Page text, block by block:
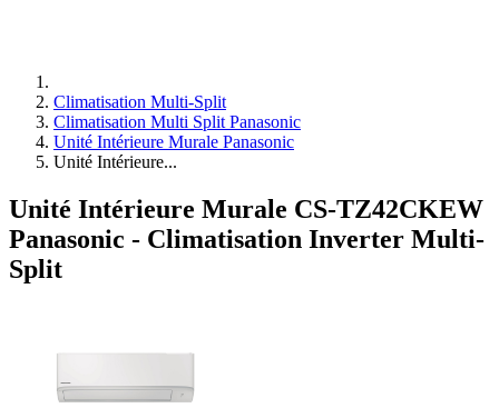
Climatisation Multi-Split
Climatisation Multi Split Panasonic
Unité Intérieure Murale Panasonic
Unité Intérieure...
Unité Intérieure Murale CS-TZ42CKEW
Panasonic - Climatisation Inverter Multi-
Split